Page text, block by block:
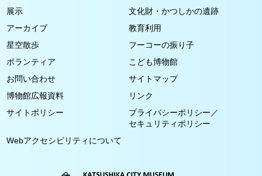
展示
文化財・かつしかの遺跡
アーカイブ
教育利用
星空散歩
フーコーの振り子
ボランティア
こども博物館
お問い合わせ
サイトマップ
博物館広報資料
リンク
サイトポリシー
プライバシーポリシー／
セキュリティポリシー
Webアクセシビリティについて